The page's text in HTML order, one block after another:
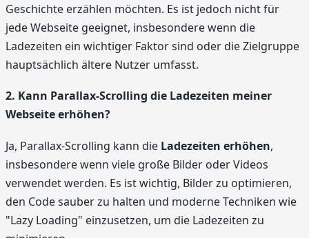
Geschichte erzählen möchten. Es ist jedoch nicht für
jede Webseite geeignet, insbesondere wenn die
Ladezeiten ein wichtiger Faktor sind oder die Zielgruppe
hauptsächlich ältere Nutzer umfasst.
2. Kann Parallax-Scrolling die Ladezeiten meiner
Webseite erhöhen?
Ja, Parallax-Scrolling kann die Ladezeiten erhöhen,
insbesondere wenn viele große Bilder oder Videos
verwendet werden. Es ist wichtig, Bilder zu optimieren,
den Code sauber zu halten und moderne Techniken wie
"Lazy Loading" einzusetzen, um die Ladezeiten zu